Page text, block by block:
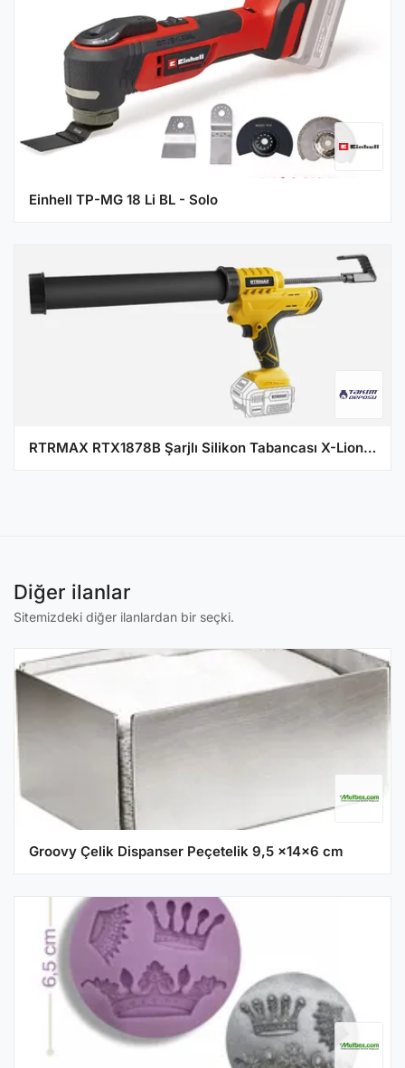
Einhell TP-MG 18 Li BL - Solo
RTRMAX RTX1878B Şarjlı Silikon Tabancası X-Lion - (Aküsüz)
Diğer ilanlar
Sitemizdeki diğer ilanlardan bir seçki.
Groovy Çelik Dispanser Peçetelik 9,5 x14x6 cm